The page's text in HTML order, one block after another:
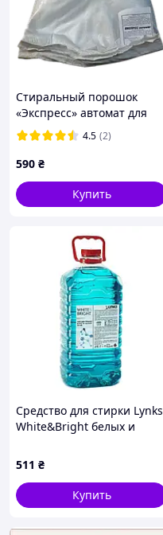
Стиральный порошок
«Экспресс» автомат для
белого белья 10 кг
4.5 (2)
590 ₴
Купить
Средство для стирки Lynks
White&Bright белых и
(764554)
511 ₴
Купить